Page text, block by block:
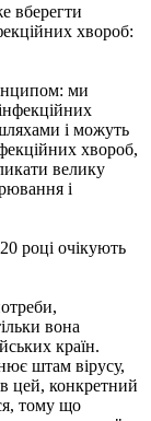
вберегти
хвороб:
ми
і можуть
хвороб,
велику
і
році очікують
вона
країн.
штам вірусу,
цей, конкретний
тому що